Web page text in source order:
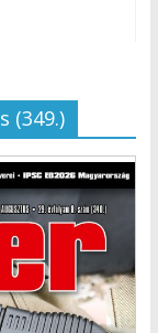
(349.)